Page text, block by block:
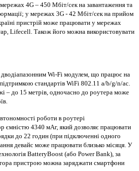
4G – 450 Мбіт/сек на завантаження та
у мережах 3G - 42 Мбіт/сек на прийом
пристрій може працювати у мережах
Lifecell. Також його можна використовувати
Wi-Fi модулем, що працює на
стандартів WiFi 802.11 a/b/g/n/ac.
– до 15 метрів, одночасно до роутера може
роботи в роутері
ємністю 4340 мАг, який дозволяє працювати
до 22 годин (при підключенні одного
девайс може працювати близько місяця. У
BatteryBoost (або Power Bank), за
пристрою можна заряджати смартфони